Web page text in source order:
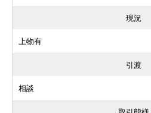
現況
上物有
引渡
相談